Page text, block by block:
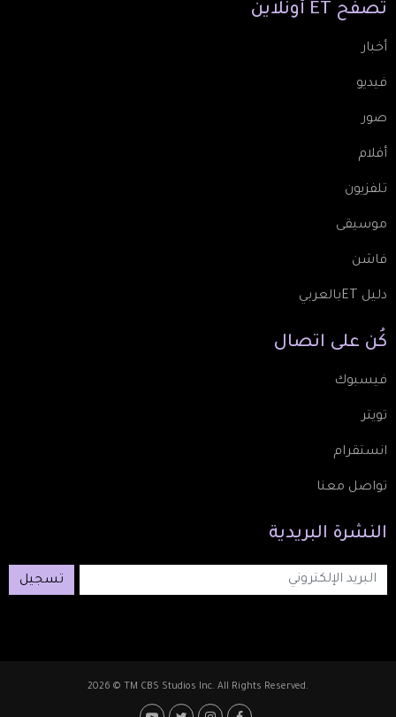
تصفّح ET أونلاين
أخبار
فيديو
صور
أفلام
تلفزيون
موسيقى
فاشن
دليل ETبالعربي
كُن على اتصال
فيسبوك
تويتر
انستقرام
تواصل معنا
النشرة البريدية
تسجيل
2026 © TM CBS Studios Inc. All Rights Reserved.